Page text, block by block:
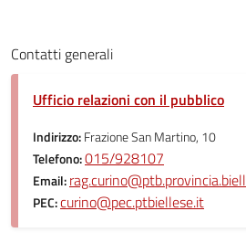
Contatti generali
Ufficio relazioni con il pubblico
Indirizzo:Frazione San Martino, 10
Telefono:015/928107
Email:
PEC:curino@pec.ptbiellese.it